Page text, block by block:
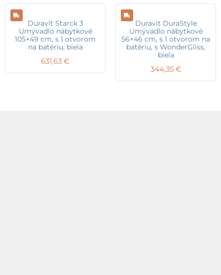
Duravit Starck 3
Umývadlo nábytkové
105×49 cm, s 1 otvorom
na batériu, biela
631,63 €
Duravit DuraStyle
Umývadlo nábytkové
56×46 cm, s 1 otvorom na
batériu, s WonderGliss,
biela
344,35 €